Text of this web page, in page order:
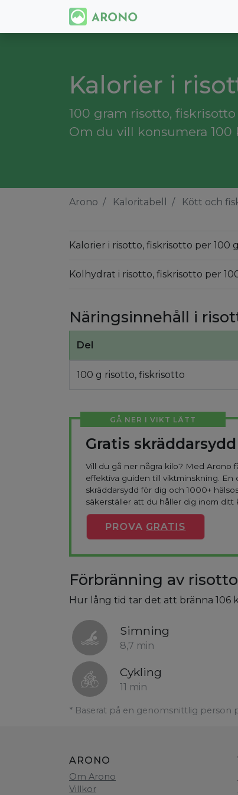
Kalorier i
100 gram risotto,
Om du vill konsumera
Arono Kaloritabell Kött och
Kalorier i risotto, fiskrisotto per 100
Kolhydrat i risotto, fiskrisotto per
Näringsinnehåll i
Del
100 g risotto, fiskrisotto
GÅ NER I VIKT LÄTT
Gratis skräddarsydd
Vill du gå ner några kilo? Med Arono
effektiva guiden till viktminskning. En
skräddarsydd för dig och 1000+
säkerställer att du håller dig inom ditt
PROVA GRATIS
Förbränning av
Hur lång tid tar det att bränna 106
Simning
8,7 min
Cykling
11 min
* Baserat på en genomsnittlig person
ARONO
Om Arono
Villkor